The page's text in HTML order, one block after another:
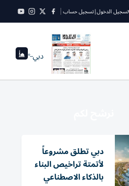
تسجيل الدخول|تسجيل حساب
دبي--°
دبي تطلق مشروعاً
لأتمتة تراخيص البناء
بالذكاء الاصطناعي